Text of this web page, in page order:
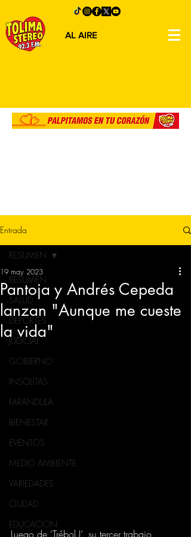
AL AIRE
Entrada
RESUMEN
SALUD
DEPORTES
JUDICIAL
GOBIERNO
INSÓLITAS
FARANDULA
BIENESTAR
EVENTOS
MEDIO AMBIENTE
VARIEDADES
CIUDAD
EDUCACION
RESUMEN
Pantoja y Andrés Cepeda
lanzan "Aunque me cueste
la vida"
19 may 2023
Luego de ‘Trébol I’, su tercer trabajo